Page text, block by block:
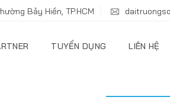
Bảy Hiền, TP.HCM
TUYỂN DỤNG LIÊN HỆ